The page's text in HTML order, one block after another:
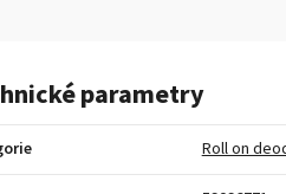
parametry
Roll on